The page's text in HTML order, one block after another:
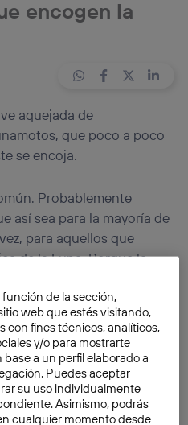
encogen la
aquejada de
que poco a poco
se encoja.
Probablemente
así sea para la mayoría de
para aquellos que
de la Luna. Porque la
los movimientos
en la Luna se
enteramos porque no
científicos que sí
Son aquellos
de la sección,
web que estés visitando,
con fines técnicos, analíticos,
y/o para mostrarte
a un perfil elaborado a
Puedes aceptar
su uso individualmente
Asimismo, podrás
cualquier momento desde